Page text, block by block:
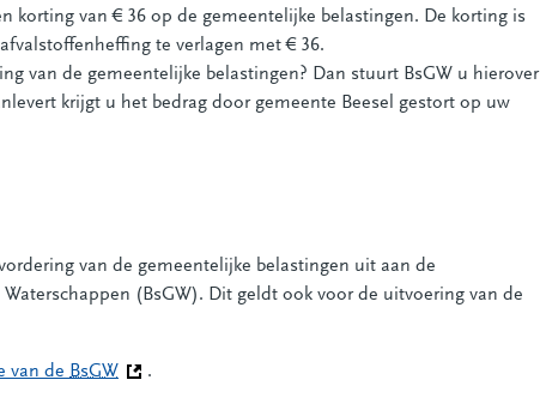
korting van € 36 op de gemeentelijke belastingen. De korting is
te verlagen met € 36.
van de gemeentelijke belastingen? Dan stuurt BsGW u hierover
krijgt u het bedrag door gemeente Beesel gestort op uw
van de gemeentelijke belastingen uit aan de
(BsGW). Dit geldt ook voor de uitvoering van de
van de BsGW (Deze link gaat naar een andere website)
.